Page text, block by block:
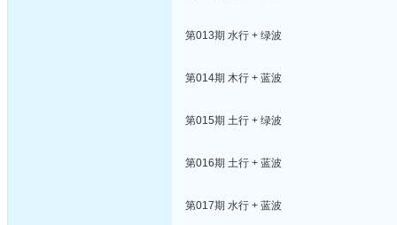
第013期 水行 + 绿波
第014期 木行 + 蓝波
第015期 土行 + 绿波
第016期 土行 + 蓝波
第017期 水行 + 蓝波